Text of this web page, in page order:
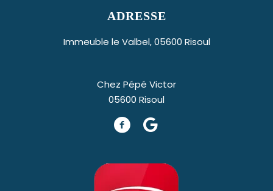
ADRESSE
Immeuble le Valbel, 05600 Risoul
Chez Pépé Victor
05600 Risoul